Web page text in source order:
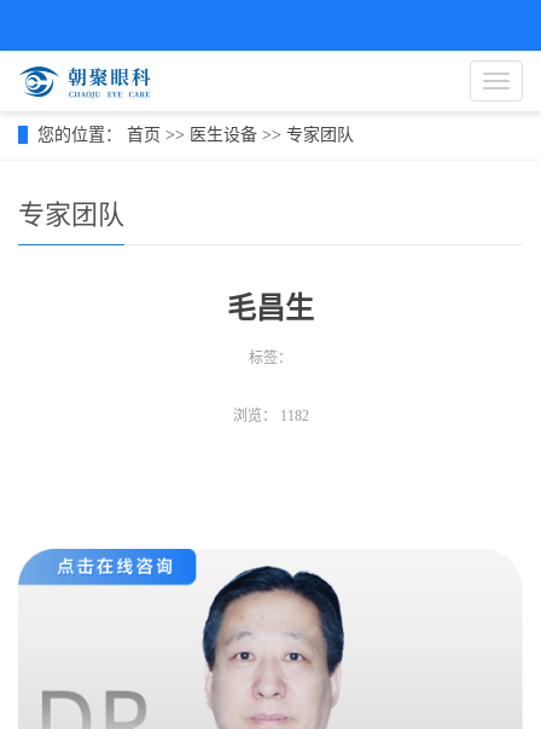
导
航
您的位置： 首页 >> 医生设备 >> 专家团队
专家团队
毛昌生
标签：
浏览： 1182